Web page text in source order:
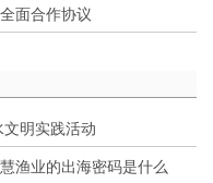
面合作协议
明实践活动
渔业的出海密码是什么